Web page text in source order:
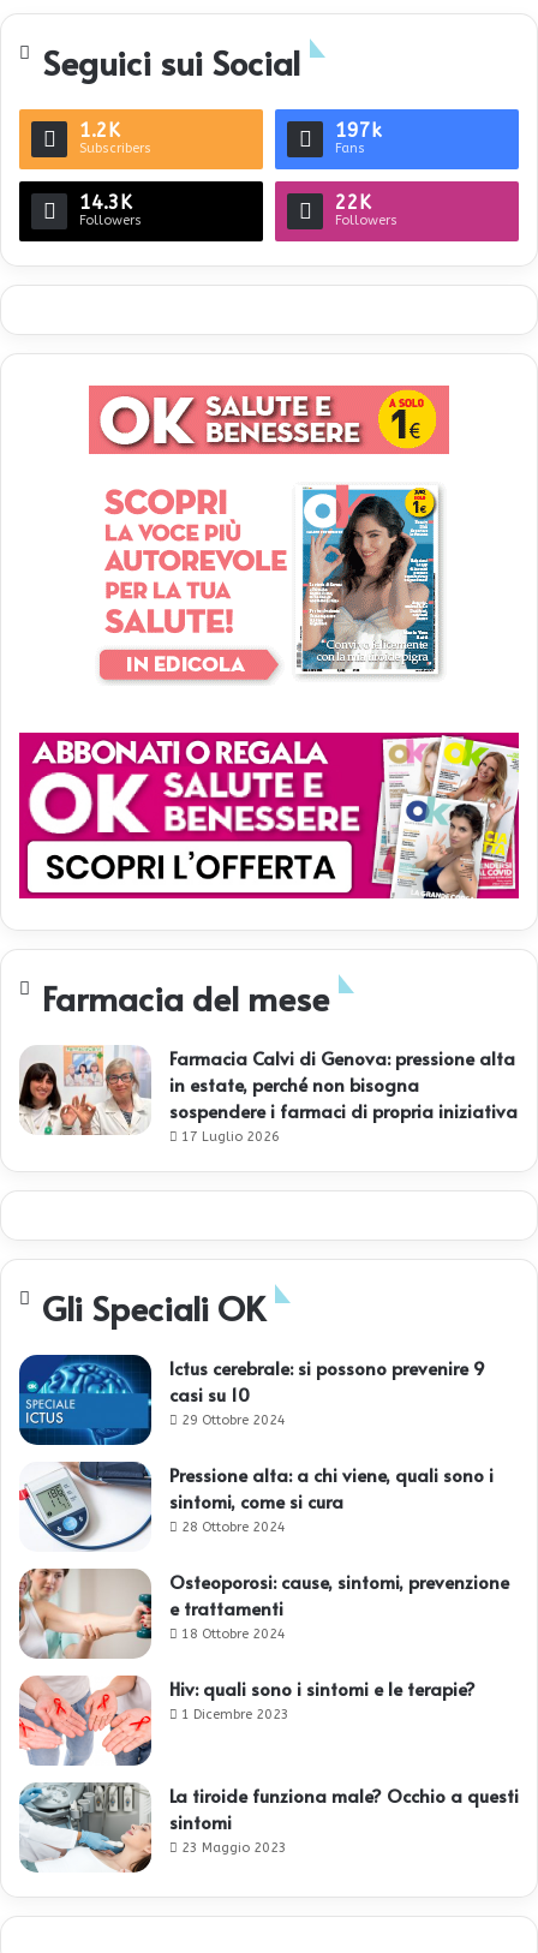
te
Seguici sui Social
1.2K
Subscribers
197k
Fans
14.3K
Followers
22K
Followers
Farmacia del mese
Farmacia Calvi di Genova: pressione alta
in estate, perché non bisogna
sospendere i farmaci di propria iniziativa
17 Luglio 2026
Gli Speciali OK
Ictus cerebrale: si possono prevenire 9
casi su 10
29 Ottobre 2024
Pressione alta: a chi viene, quali sono i
sintomi, come si cura
28 Ottobre 2024
Osteoporosi: cause, sintomi, prevenzione
e trattamenti
18 Ottobre 2024
Hiv: quali sono i sintomi e le terapie?
1 Dicembre 2023
La tiroide funziona male? Occhio a questi
sintomi
23 Maggio 2023